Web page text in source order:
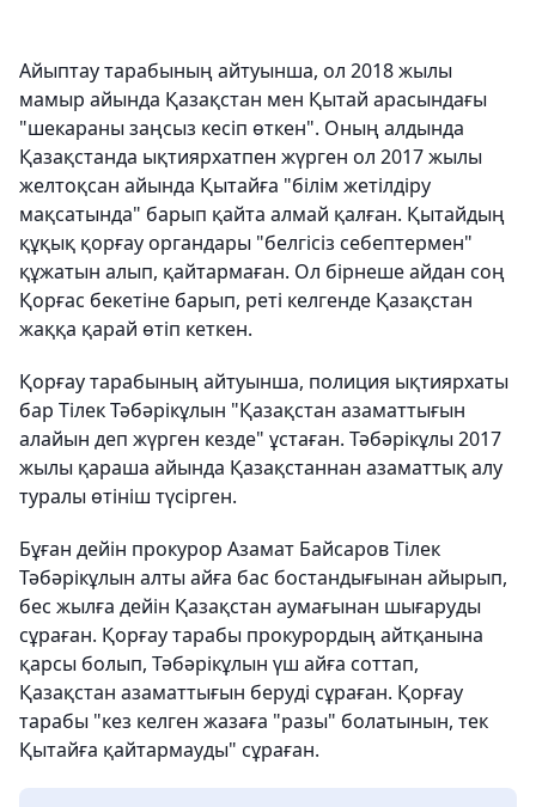
Айыптау тарабының айтуынша, ол 2018 жылы
мамыр айында Қазақстан мен Қытай арасындағы
"шекараны заңсыз кесіп өткен". Оның алдында
Қазақстанда ықтиярхатпен жүрген ол 2017 жылы
желтоқсан айында Қытайға "білім жетілдіру
мақсатында" барып қайта алмай қалған. Қытайдың
құқық қорғау органдары "белгісіз себептермен"
құжатын алып, қайтармаған. Ол бірнеше айдан соң
Қорғас бекетіне барып, реті келгенде Қазақстан
жаққа қарай өтіп кеткен.
Қорғау тарабының айтуынша, полиция ықтиярхаты
бар Тілек Тәбәрікұлын "Қазақстан азаматтығын
алайын деп жүрген кезде" ұстаған. Тәбәрікұлы 2017
жылы қараша айында Қазақстаннан азаматтық алу
туралы өтініш түсірген.
Бұған дейін прокурор Азамат Байсаров Тілек
Тәбәрікұлын алты айға бас бостандығынан айырып,
бес жылға дейін Қазақстан аумағынан шығаруды
сұраған. Қорғау тарабы прокурордың айтқанына
қарсы болып, Тәбәрікұлын үш айға соттап,
Қазақстан азаматтығын беруді сұраған. Қорғау
тарабы "кез келген жазаға "разы" болатынын, тек
Қытайға қайтармауды" сұраған.